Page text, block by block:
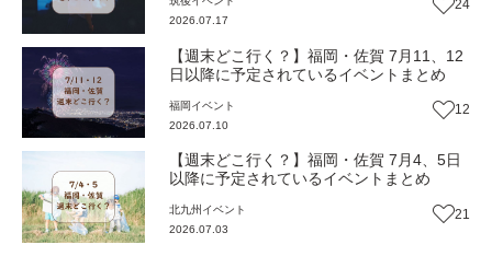
2026.07.17
24
【週末どこ行く？】福岡・佐賀 7月11、12
日以降に予定されているイベントまとめ
福岡 イベント
2026.07.10
12
【週末どこ行く？】福岡・佐賀 7月4、5日
以降に予定されているイベントまとめ
北九州 イベント
2026.07.03
21